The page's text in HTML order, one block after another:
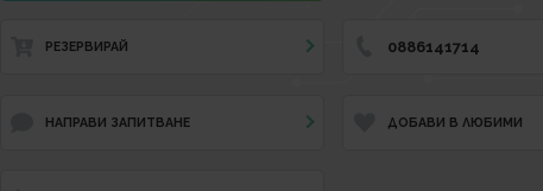
РЕЗЕРВИРАЙ 0886141714
НАПРАВИ ЗАПИТВАНЕ ДОБАВИ В ЛЮБИМИ